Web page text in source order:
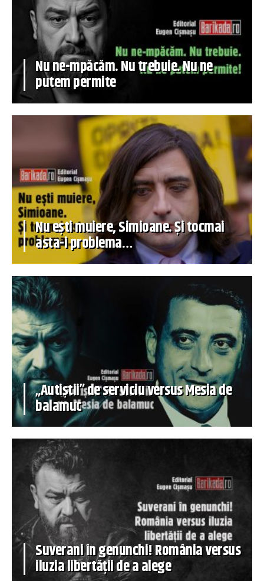
Nu ne-mpăcăm. Nu trebuie. Nu ne
putem permite
Nu ești muiere, Simioane. Și tocmai
asta-i problema…
„Autiștii” de serviciu versus Mesia de
balamuc
Suverani în genunchi! România versus
iluzia libertății de a alege